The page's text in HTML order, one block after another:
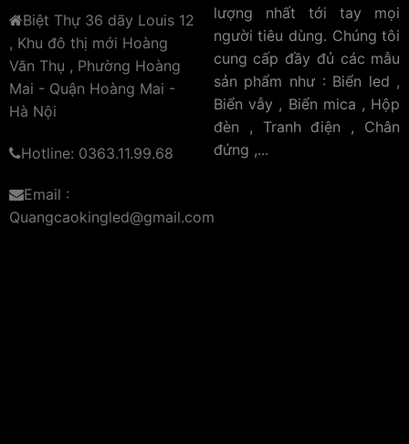
Kính Cường lực 3mm
Biệt Thự 36 dãy Louis 12
, Khu đô thị mới Hoàng
Văn Thụ , Phường Hoàng
Mai - Quận Hoàng Mai -
Hà Nội
Hotline: 0363.11.99.68
Email :
Quangcaokingled@gmail.com
lượng nhất tới tay mọi
người tiêu dùng. Chúng tôi
cung cấp đầy đủ các mẫu
sản phẩm như : Biển led ,
Biển vẫy , Biển mica , Hộp
đèn , Tranh điện , Chân
đứng ,...